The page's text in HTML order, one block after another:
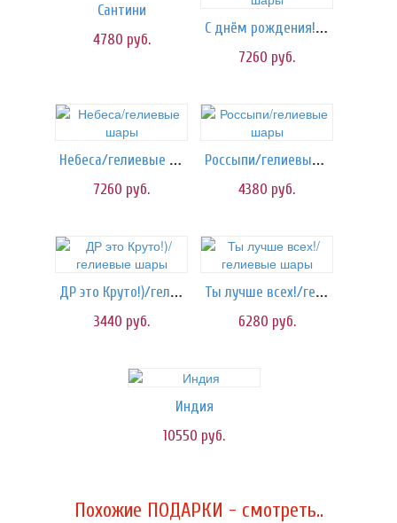
Сантини
4780 руб.
С днём рождения!/шары
7260 руб.
Небеса/гелиевые шары
7260 руб.
Россыпи/гелиевые шары
4380 руб.
ДР это Круто!)/гелиевые шары
3440 руб.
Ты лучше всех!/гелиевые шары
6280 руб.
Индия
10550 руб.
Похожие ПОДАРКИ - смотреть..